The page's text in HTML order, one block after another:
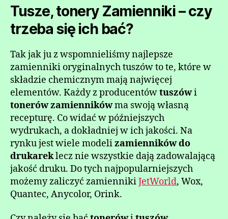
Tusze, tonery Zamienniki – czy
trzeba się ich bać?
Tak jak ju z wspomnieliśmy najlepsze
zamienniki oryginalnych tuszów to te, które w
składzie chemicznym mają najwięcej
elementów. Każdy z producentówtuszówi
tonerów zamiennikówma swoją własną
recepturę. Co widać w późniejszych
wydrukach, a dokładniej w ich jakości. Na
rynku jest wiele modelizamienników do
drukareklecz nie wszystkie dają zadowalającą
jakość druku. Do tych najpopularniejszych
możemy zaliczyć zamiennikiJetWorld, Wox,
Quantec, Anycolor, Orink.